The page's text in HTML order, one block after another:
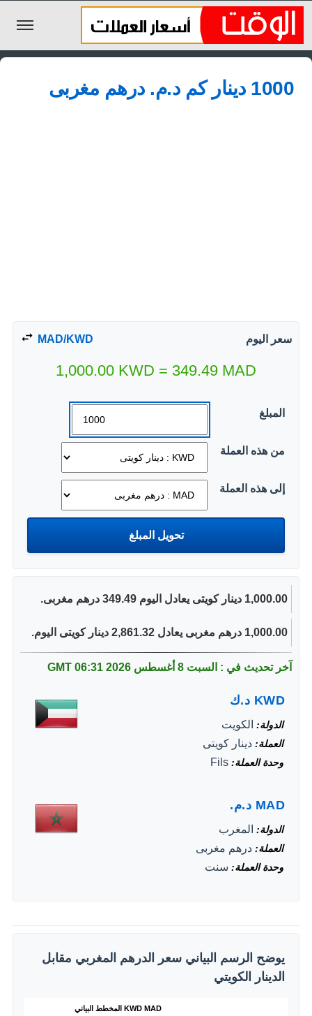
الليرة السورية
الجنيه المصري
1000 دينار كم د.م.‏ درهم مغربى
سعر اليوم MAD/KWD
1,000.00 KWD = 349.49 MAD
المبلغ
من هذه العملة
إلى هذه العملة
1,000.00 دينار كويتى يعادل اليوم 349.49 درهم مغربى.
1,000.00 درهم مغربى يعادل 2,861.32 دينار كويتى اليوم.
آخر تحديث في : السبت 8 أغسطس 2026 06:31 GMT
KWD د.ك
الدولة الكويت
العملة دينار كويتى
وحدة العملة Fils
MAD د.م.
الدولة المغرب
العملة درهم مغربى
وحدة العملة سنت
يوضح الرسم البياني سعر الدرهم المغربي مقابل
الدينار الكويتي
المخطط البياني KWD MAD